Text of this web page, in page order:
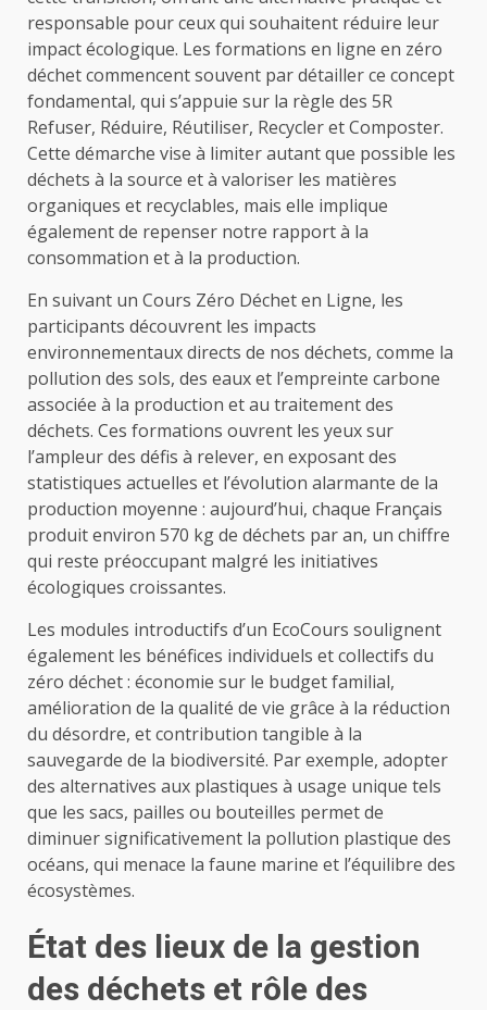
responsable pour ceux qui souhaitent réduire leur
impact écologique. Les formations en ligne en zéro
déchet commencent souvent par détailler ce concept
fondamental, qui s’appuie sur la règle des 5R
Refuser, Réduire, Réutiliser, Recycler et Composter.
Cette démarche vise à limiter autant que possible les
déchets à la source et à valoriser les matières
organiques et recyclables, mais elle implique
également de repenser notre rapport à la
consommation et à la production.
En suivant un Cours Zéro Déchet en Ligne, les
participants découvrent les impacts
environnementaux directs de nos déchets, comme la
pollution des sols, des eaux et l’empreinte carbone
associée à la production et au traitement des
déchets. Ces formations ouvrent les yeux sur
l’ampleur des défis à relever, en exposant des
statistiques actuelles et l’évolution alarmante de la
production moyenne : aujourd’hui, chaque Français
produit environ 570 kg de déchets par an, un chiffre
qui reste préoccupant malgré les initiatives
écologiques croissantes.
Les modules introductifs d’un EcoCours soulignent
également les bénéfices individuels et collectifs du
zéro déchet : économie sur le budget familial,
amélioration de la qualité de vie grâce à la réduction
du désordre, et contribution tangible à la
sauvegarde de la biodiversité. Par exemple, adopter
des alternatives aux plastiques à usage unique tels
que les sacs, pailles ou bouteilles permet de
diminuer significativement la pollution plastique des
océans, qui menace la faune marine et l’équilibre des
écosystèmes.
État des lieux de la gestion
des déchets et rôle des